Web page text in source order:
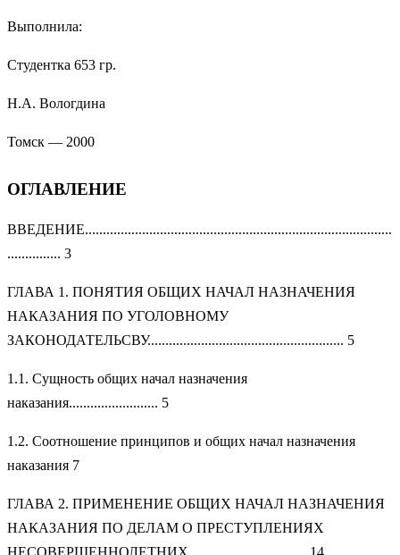
Выполнила:
Студентка 653 гр.
Н.А. Вологдина
Томск — 2000
ОГЛАВЛЕНИЕ
ВВЕДЕНИЕ......................................................................................
............... 3
ГЛАВА 1. ПОНЯТИЯ ОБЩИХ НАЧАЛ НАЗНАЧЕНИЯ
НАКАЗАНИЯ ПО УГОЛОВНОМУ
ЗАКОНОДАТЕЛЬСВУ....................................................... 5
1.1. Сущность общих начал назначения
наказания......................... 5
1.2. Соотношение принципов и общих начал назначения
наказания 7
ГЛАВА 2. ПРИМЕНЕНИЕ ОБЩИХ НАЧАЛ НАЗНАЧЕНИЯ
НАКАЗАНИЯ ПО ДЕЛАМ О ПРЕСТУПЛЕНИЯХ